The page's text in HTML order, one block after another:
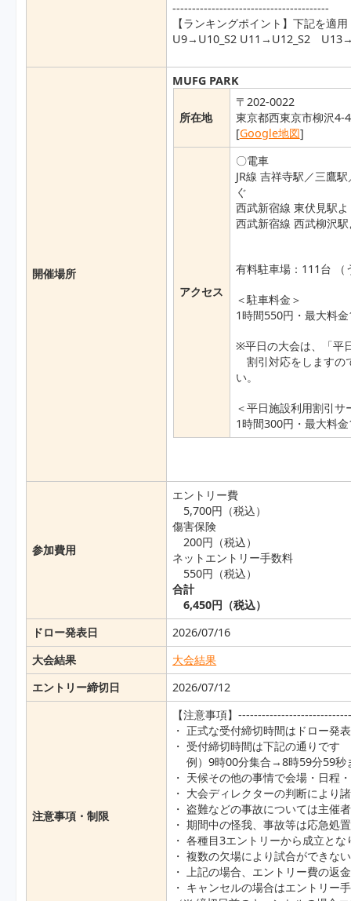
----------------------------------------
【ランキングポイント】下記を適用
U9→U10_S2 U11→U12_S2
開催場所
MUFG PARK
所在地
〒202-0022
東京都西東京市柳沢4-
[Google地図]
アクセス
〇電車
JR線 吉祥寺駅／三鷹
ぐ
西武新宿線 東伏見駅
西武新宿線 西武柳沢
有料駐車場：111台 （
＜駐車料金＞
1時間550円・最大料
※平日の大会は、「平
割引対応をしますの
い。
＜平日施設利用割引
1時間300円・最大料
参加費用
エントリー費
5,700円（税込）
傷害保険
200円（税込）
ネットエントリー手数料
550円（税込）
合計
6,450円（税込）
ドロー発表日
2026/07/16
大会結果
大会結果
エントリー締切日
2026/07/12
注意事項・制限
【注意事項】
・ 正式な受付締切時間はドロー発
・ 受付締切時間は下記の通りです
例）9時00分集合→8時59分59秒
・ 天候その他の事情で会場・日程
・ 大会ディレクターの判断により
・ 盗難などの事故については主催
・ 期間中の怪我、事故等は応急処
・ 各種目3エントリーから成立とな
・ 複数の欠場により試合ができな
・ 上記の場合、エントリー費の返
・ キャンセルの場合はエントリー